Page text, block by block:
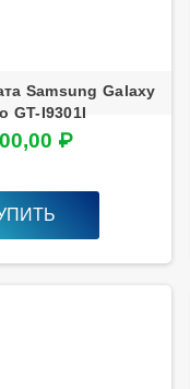
Samsung Galaxy
GT-I9301I
₽